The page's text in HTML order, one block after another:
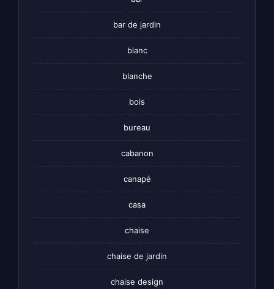
bar de jardin
blanc
blanche
bois
bureau
cabanon
canapé
casa
chaise
chaise de jardin
chaise design